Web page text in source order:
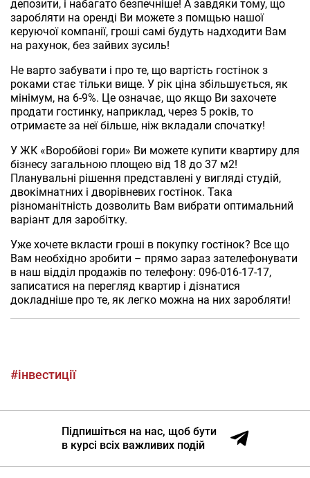
депозити, і набагато безпечніше! А завдяки тому, що
заробляти на оренді Ви можете з помщью нашої
керуючої компанії, гроші самі будуть надходити Вам
на рахунок, без зайвих зусиль!
Не варто забувати і про те, що вартість гостінок з
роками стає тільки вище. У рік ціна збільшується, як
мінімум, на 6-9%. Це означає, що якщо Ви захочете
продати гостинку, наприклад, через 5 років, то
отримаєте за неї більше, ніж вкладали спочатку!
У ЖК «Воробйові гори» Ви можете купити квартиру для
бізнесу загальною площею від 18 до 37 м2!
Планувальні рішення представлені у вигляді студій,
двокімнатних і дворівневих гостінок. Така
різноманітність дозволить Вам вибрати оптимальний
варіант для заробітку.
Уже хочете вкласти гроші в покупку гостінок? Все що
Вам необхідно зробити – прямо зараз зателефонувати
в наш відділ продажів по телефону: 096-016-17-17,
записатися на перегляд квартир і дізнатися
докладніше про те, як легко можна на них заробляти!
#інвестиції
Підпишіться на нас, щоб бути
в курсі всіх важливих подій